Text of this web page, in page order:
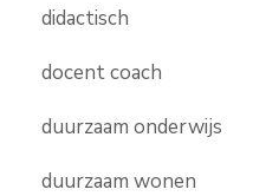
didactisch
docent coach
duurzaam onderwijs
duurzaam wonen